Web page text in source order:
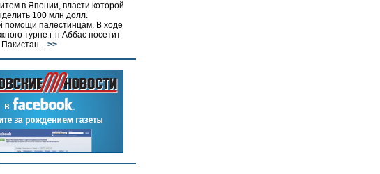
в Японии, власти которой
100 млн долл.
помощи палестинцам. В ходе
турне г-н Аббас посетит
>>